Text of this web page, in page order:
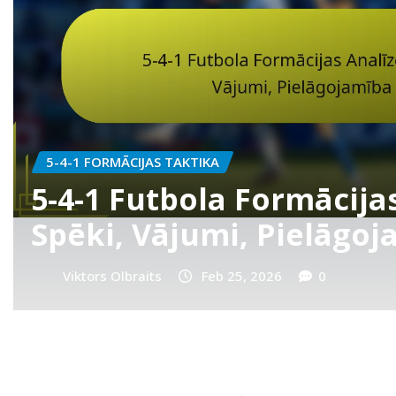
SPĒLĒTĀJU LOMAS 5-4-1 FORMĀCIJĀ
Uzbrucējošais pussargs
formācijā: radošums,
spēle, uzbrukuma
Viktors Olbraits Feb 25, 2026 0